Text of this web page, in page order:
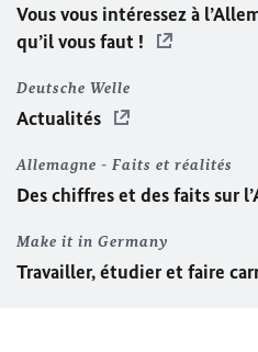
Vous vous intéressez à
qu’il vous faut !
Deutsche Welle
Actualités
Allemagne - Faits et réalités
Des chiffres et des faits sur
Make it in Germany
Travailler, étudier et faire